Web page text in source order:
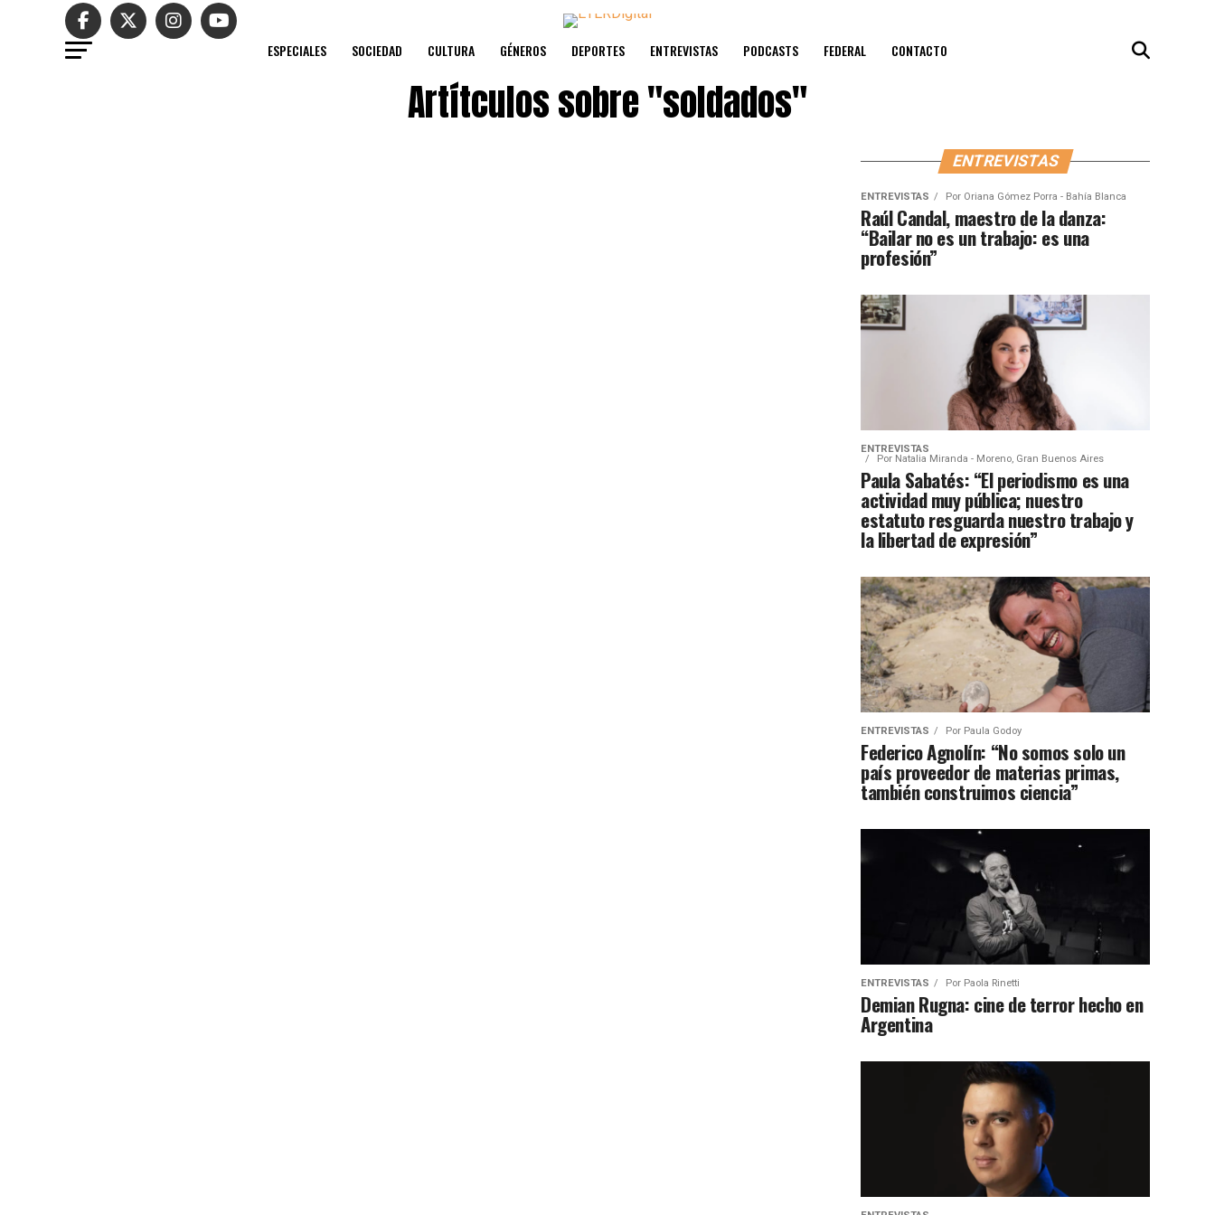
ESPECIALES SOCIEDAD CULTURA GÉNEROS DEPORTES ENTREVISTAS PODCASTS FEDERAL CONTACTO
Artítculos sobre"soldados"
ENTREVISTAS
ENTREVISTAS Por Oriana Gómez Porra - Bahía Blanca
Raúl Candal, maestro de la danza:
“Bailar no es un trabajo: es una
profesión”
ENTREVISTAS
Por Natalia Miranda - Moreno, Gran Buenos Aires
Paula Sabatés: “El periodismo es una
actividad muy pública; nuestro
estatuto resguarda nuestro trabajo y
la libertad de expresión”
ENTREVISTAS Por Paula Godoy
Federico Agnolín: “No somos solo un
país proveedor de materias primas,
también construimos ciencia”
ENTREVISTAS Por Paola Rinetti
Demian Rugna: cine de terror hecho en
Argentina